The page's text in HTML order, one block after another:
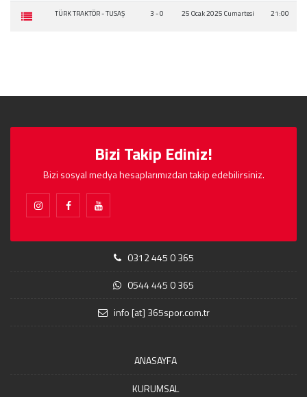
TÜRK TRAKTÖR - TUSAŞ 3 - 0 25 Ocak 2025 Cumartesi 21:00
Bizi Takip Ediniz!
Bizi sosyal medya hesaplarımızdan takip edebilirsiniz.
0312 445 0 365
0544 445 0 365
info [at] 365spor.com.tr
ANASAYFA
KURUMSAL